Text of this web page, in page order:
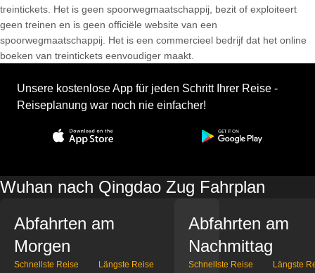
treintickets. Het is geen spoorwegmaatschappij, bezit of exploiteert
geen treinen en is geen officiële website van een
spoorwegmaatschappij. Het is een commercieel bedrijf dat het online
boeken van treintickets eenvoudiger maakt.
Unsere kostenlose App für jeden Schritt Ihrer Reise -
Reiseplanung war noch nie einfacher!
Wuhan nach Qingdao Zug Fahrplan
Abfahrten am
Morgen
Schnellste Reise Längste Reise
Abfahrten am
Nachmittag
Schnellste Reise Längste